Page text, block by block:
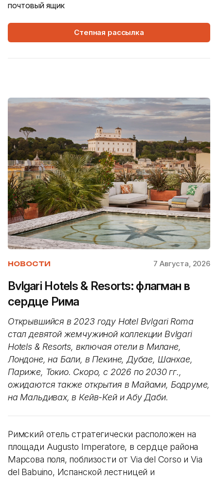
почтовый ящик
Степная рассылка
НОВОСТИ 7 Августа, 2026
Bvlgari Hotels & Resorts: флагман в
сердце Рима
Открывшийся в 2023 году Hotel Bvlgari Roma
стал девятой жемчужиной коллекции Bvlgari
Hotels & Resorts, включая отели в Милане,
Лондоне, на Бали, в Пекине, Дубае, Шанхае,
Париже, Токио. Скоро, с 2026 по 2030 гг.,
ожидаются также открытия в Майами, Бодруме,
на Мальдивах, в Кейв-Кей и Абу Даби.
Римский отель стратегически расположен на
площади Augusto Imperatore, в сердце района
Марсова поля, поблизости от Via del Corso и Via
del Babuino, Испанской лестницей и